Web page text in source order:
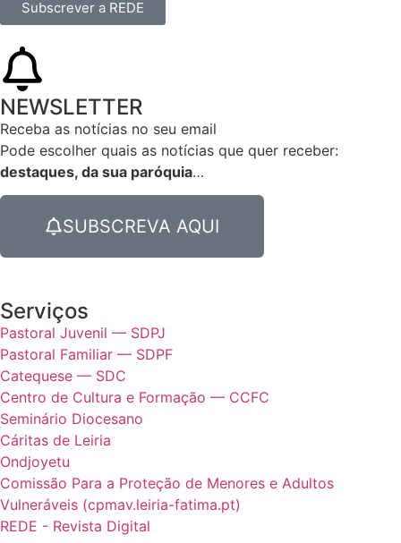
Subscrever a REDE
NEWSLETTER
Receba as notícias no seu email​
Pode escolher quais as notícias que quer receber:
destaques, da sua paróquia…
SUBSCREVA AQUI
Serviços
Pastoral Juvenil — SDPJ
Pastoral Familiar — SDPF
Catequese — SDC
Centro de Cultura e Formação — CCFC
Seminário Diocesano
Cáritas de Leiria
Ondjoyetu
Comissão Para a Proteção de Menores e Adultos
Vulneráveis (cpmav.leiria-fatima.pt)
REDE - Revista Digital